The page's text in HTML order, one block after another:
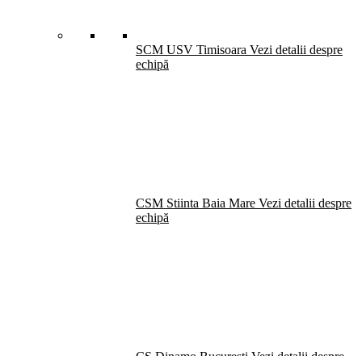
SCM USV Timisoara Vezi detalii despre
echipă
CSM Stiinta Baia Mare Vezi detalii despre
echipă